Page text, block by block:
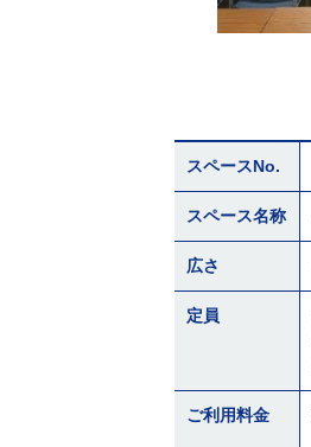
スペースNo.
スペース名称
広さ
定員
ご利用料金